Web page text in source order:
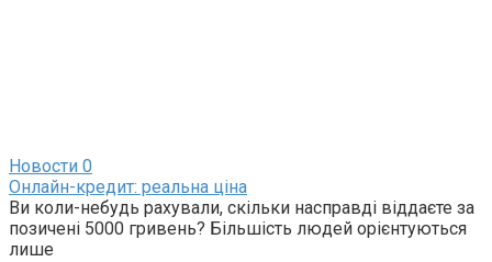
Новости 0
Онлайн-кредит: реальна ціна
Ви коли-небудь рахували, скільки насправді віддаєте за
позичені 5000 гривень? Більшість людей орієнтуються
лише